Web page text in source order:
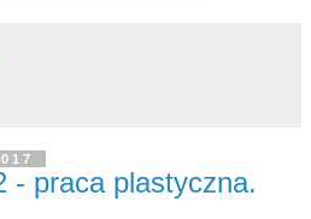
- praca plastyczna.